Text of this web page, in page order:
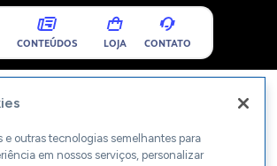
CONTEÚDOS LOJA CONTATO
e outras tecnologias semelhantes para
em nossos serviços, personalizar